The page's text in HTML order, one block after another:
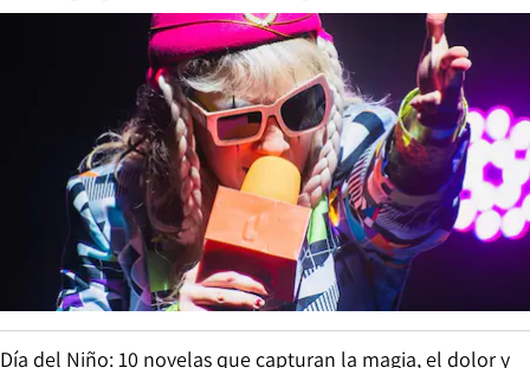
Día del Niño: 10 novelas que capturan la magia, el dolor y